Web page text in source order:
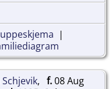
|
, f.08 Aug